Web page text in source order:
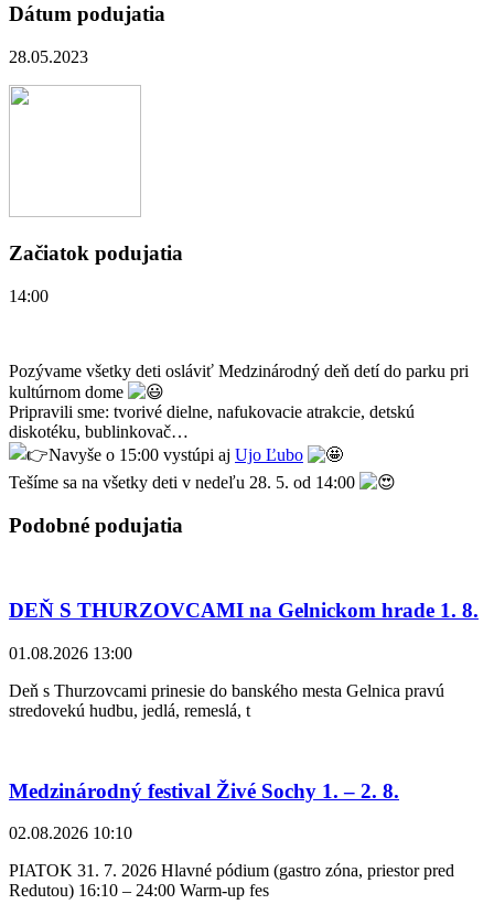
Dátum podujatia
28.05.2023
Začiatok podujatia
14:00
Pozývame všetky deti osláviť Medzinárodný deň detí do parku pri
kultúrnom dome
Pripravili sme: tvorivé dielne, nafukovacie atrakcie, detskú
diskotéku, bublinkovač…
Navyše o 15:00 vystúpi aj Ujo Ľubo
Tešíme sa na všetky deti v nedeľu 28. 5. od 14:00
Podobné podujatia
DEŇ S THURZOVCAMI na Gelnickom hrade 1. 8.
01.08.2026 13:00
Deň s Thurzovcami prinesie do banského mesta Gelnica pravú
stredovekú hudbu, jedlá, remeslá, t
Medzinárodný festival Živé Sochy 1. – 2. 8.
02.08.2026 10:10
PIATOK 31. 7. 2026 Hlavné pódium (gastro zóna, priestor pred
Redutou) 16:10 – 24:00 Warm-up fes